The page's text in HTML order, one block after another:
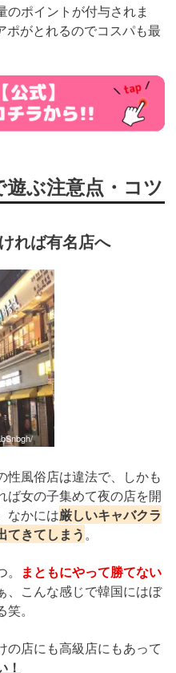
ポイントが付与されま
がとれるのでコスパも最
ぶ注意点・コツ
れば有名店へ
性風俗店は違法で、しかも
ば女の子集めて夜の店を開
なかには厳しいキャバクラ
てきてしまう。
まともにやって勝てない
、こんな感じで韓国にはぼ
。
の店にも高級店にもあって
！